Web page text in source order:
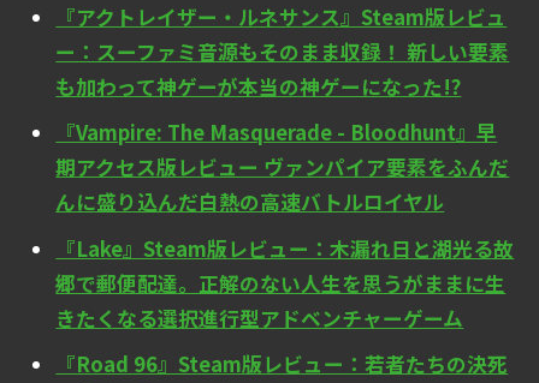
『アクトレイザー・ルネサンス』Steam版レビュ
ー：スーファミ音源もそのまま収録！ 新しい要素
も加わって神ゲーが本当の神ゲーになった!?
『Vampire: The Masquerade - Bloodhunt』早
期アクセス版レビュー ヴァンパイア要素をふんだ
んに盛り込んだ白熱の高速バトルロイヤル
『Lake』Steam版レビュー：木漏れ日と湖光る故
郷で郵便配達。正解のない人生を思うがままに生
きたくなる選択進行型アドベンチャーゲーム
『Road 96』Steam版レビュー：若者たちの決死